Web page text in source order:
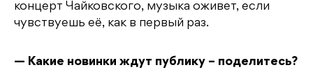
концерт Чайковского, музыка оживет, если
чувствуешь её, как в первый раз.
— Какие новинки ждут публику – поделитесь?